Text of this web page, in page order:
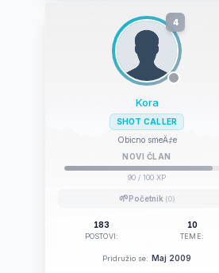
4
Kora
SHOT CALLER
Obicno smeÄ‡e
NOVI ČLAN
90 / 100 XP
🌱Početnik (0)
183
POSTOVI:
10
TEME:
Pridružio se: Maj 2009